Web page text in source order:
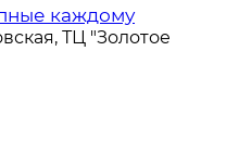
каждому
ТЦ "Золотое